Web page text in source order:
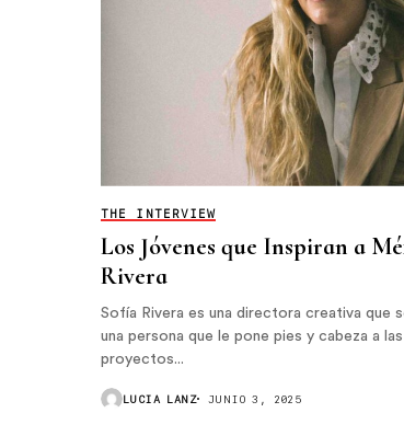
THE INTERVIEW
Los Jóvenes que Inspiran a
Rivera
Sofía Rivera es una directora creativa que
una persona que le pone pies y cabeza a
proyectos...
LUCIA LANZ JUNIO 3, 2025